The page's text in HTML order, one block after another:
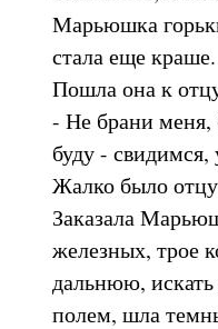
Марьюшка
стала еще краше.
Пошла она к
- Не брани
буду - свидимся,
Жалко было
Заказала
железных, трое
дальнюю,
полем, шла